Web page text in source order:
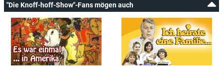
"Die Knoff-hoff-Show"-Fans mögen auch